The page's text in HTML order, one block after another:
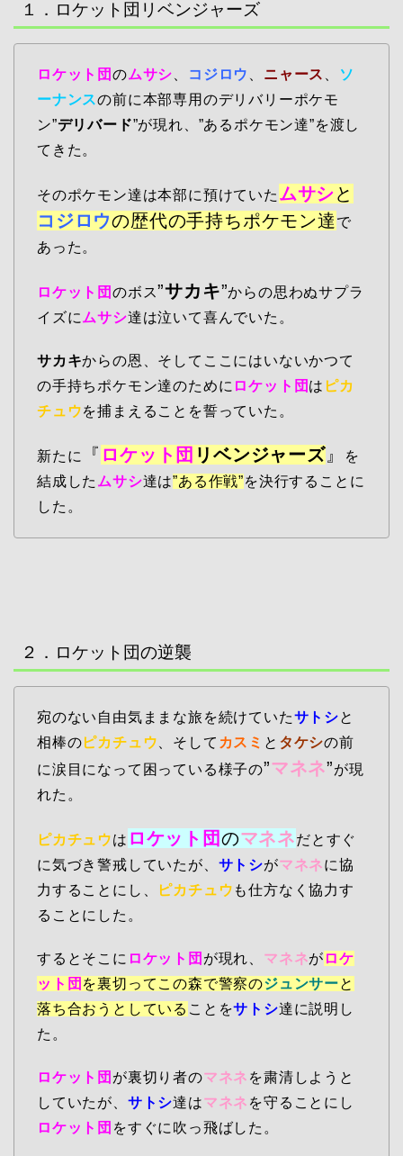
１．ロケット団リベンジャーズ
ロケット団 のムサシ コジロウ ニャース
ソ
ーナンスの前に本部専用のデリバリーポケモ
ン”デリバード”が現れ、”あるポケモン達”を渡し
てきた。
そのポケモン達は本部に預けていた ムサシと
コジロウの歴代の手持ちポケモン達 で
あった。
ロケット団 のボス”サカキ”からの思わぬサプラ
イズにムサシ達は泣いて喜んでいた。
サカキからの恩、そしてここにはいないかつて
の手持ちポケモン達のために ロケット団 は ピカ
チュウを捕まえることを誓っていた。
新たに 『 ロケット団 リベンジャーズ』
を
結成した ムサシ達は”ある作戦”を決行することに
した。
２．ロケット団の逆襲
宛のない自由気ままな旅を続けていたサトシと
相棒のピカチュウ 、そして カスミ と タケシの前
に涙目になって困っている様子の”マネネ”が現
れた。
ピカチュウは ロケット団のマネネだとすぐ
に気づき警戒していたが、 サトシがマネネに協
力することにし、
ピカチュウ も仕方なく協力す
ることにした。
するとそこに ロケット団 が現れ、 マネネが ロケ
ット団 を裏切ってこの森で警察のジュンサーと
落ち合おうとしている ことをサトシ達に説明し
た。
ロケット団 が裏切り者のマネネ を粛清しようと
していたが、 サトシ達はマネネ を守ることにし
ロケット団 をすぐに吹っ飛ばした。